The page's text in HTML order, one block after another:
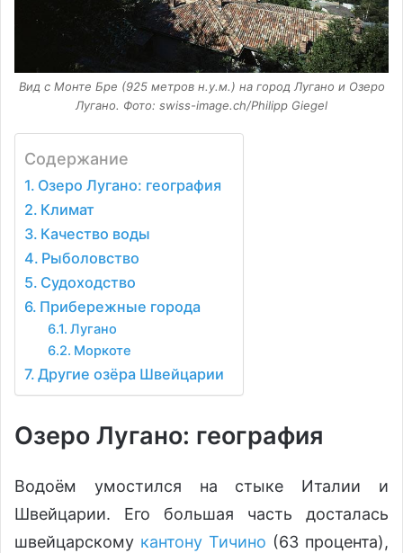
Вид с Монте Бре (925 метров н.у.м.) на город Лугано и Озеро
Лугано. Фото: swiss-imаgе.ch/Philipp Giegel
Содержание
Озеро Лугано: география
Климат
Качество воды
Рыболовство
Судоходство
Прибережные города
Лугано
Моркоте
Другие озёра Швейцарии
Озеро Лугано: география
Водоём умостился на стыке Италии и
Швейцарии. Его большая часть досталась
швейцарскому кантону Тичино (63 процента),